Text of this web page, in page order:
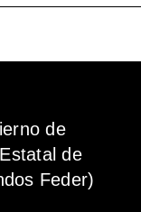
de
de
Feder)